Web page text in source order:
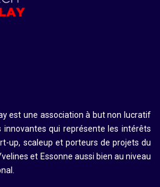
est une association à but non lucratif
innovantes qui représente les intérêts
up, scaleup et porteurs de projets du
et Essonne aussi bien au niveau